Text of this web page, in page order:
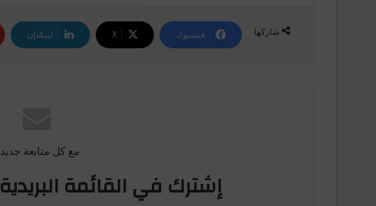
شاركها فيسبوك ‫X لينكدإن
مع كل متابعة
إشترك في القائمة